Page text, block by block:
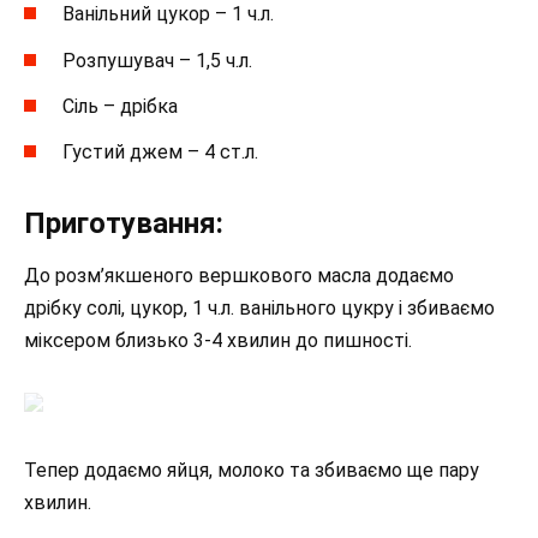
Ванільний цукор – 1 ч.л.
Розпушувач – 1,5 ч.л.
Сіль – дрібка
Густий джем – 4 ст.л.
Приготування:
До розм’якшеного вершкового масла додаємо
дрібку солі, цукор, 1 ч.л. ванільного цукру і збиваємо
міксером близько 3-4 хвилин до пишності.
Тепер додаємо яйця, молоко та збиваємо ще пару
хвилин.